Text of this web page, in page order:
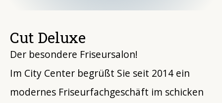
Cut Deluxe
Der besondere Friseursalon!
Im City Center begrüßt Sie seit 2014 ein
modernes Friseurfachgeschäft im schicken